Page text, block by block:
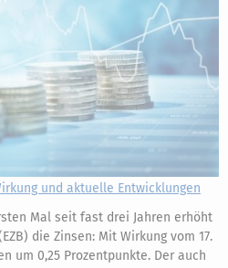
und aktuelle Entwicklungen
Mal seit fast drei Jahren erhöht
die Zinsen: Mit Wirkung vom 17.
um 0,25 Prozentpunkte. Der auch